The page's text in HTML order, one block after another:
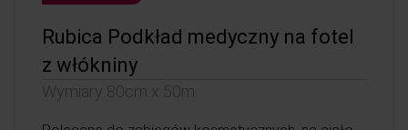
Rubica Podkład medyczny na fotel
z włókniny
Wymiary 80cm x 50m